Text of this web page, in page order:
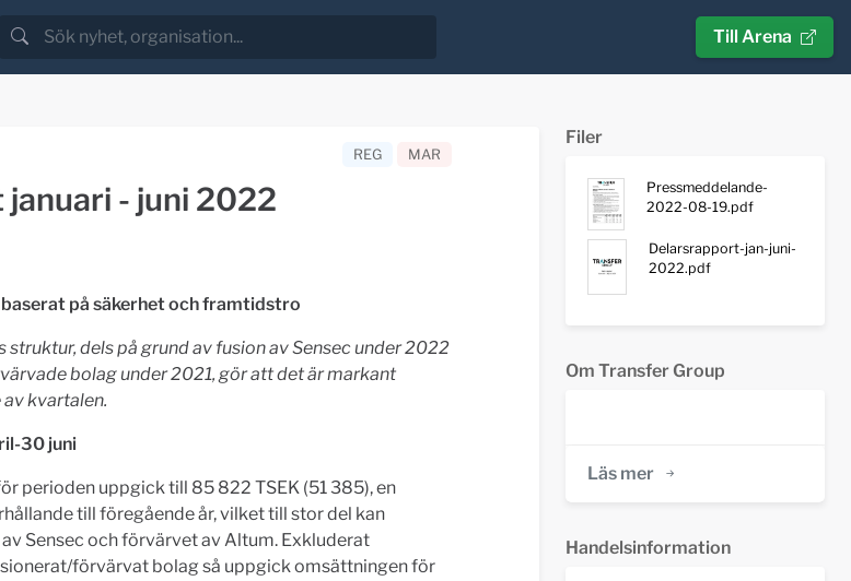
Till Arena
REG MAR
- juni 2022
på säkerhet och framtidstro
struktur, dels på grund av fusion av Sensec under 2022
bolag under 2021, gör att det är markant
kvartalen.
30 juni
perioden uppgick till 85 822 TSEK (51 385), en
till föregående år, vilket till stor del kan
Sensec och förvärvet av Altum. Exkluderat
förvärvat bolag så uppgick omsättningen för
Filer
Pressmeddelande-
2022-08-19.pdf
Delarsrapport-jan-juni-
2022.pdf
Om Transfer Group
Läs mer
Handelsinformation